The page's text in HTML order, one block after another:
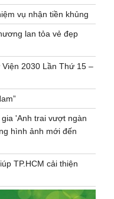
vụ nhận tiền khủng
lan tỏa vẻ đẹp
2030 Lần Thứ 15 –
'Anh trai vượt ngàn
hình ảnh mới đến
TP.HCM cải thiện